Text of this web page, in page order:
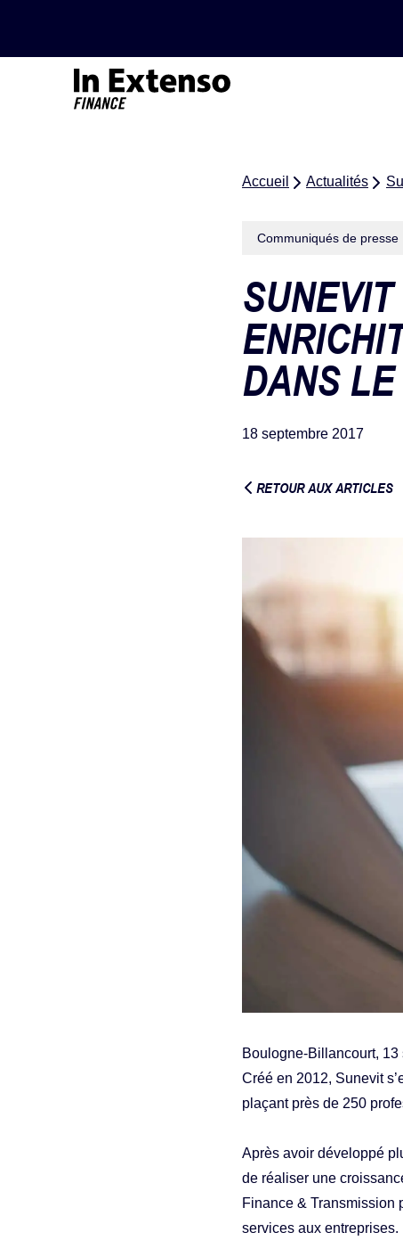
Accueil Actualités
Communiqués de presse
DANS
18 septembre 2017
RETOUR AUX ARTICLES
Boulogne-Billancourt, 13
Créé en 2012, Sunevit
plaçant près de 250
Après avoir développé
de réaliser une
Finance & Transmission
services aux entreprises.